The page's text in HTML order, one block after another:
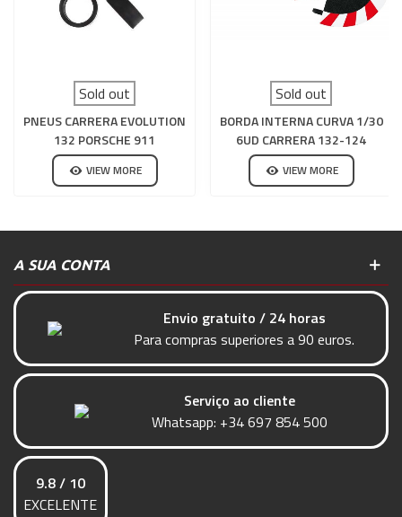
Sold out
PNEUS CARRERA EVOLUTION
132 PORSCHE 911
VIEW MORE
Sold out
BORDA INTERNA CURVA 1/30
6UD CARRERA 132-124
VIEW MORE
A SUA CONTA
Envio gratuito / 24 horas
Para compras superiores a 90 euros.
Serviço ao cliente
Whatsapp: +34 697 854 500
9.8 / 10
EXCELENTE